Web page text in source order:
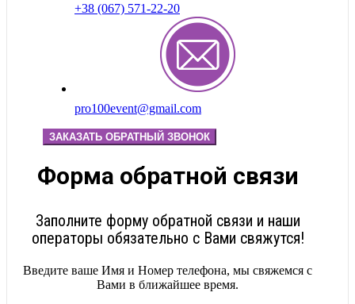
+38 (067) 571-22-20
pro100event@gmail.com
ЗАКАЗАТЬ ОБРАТНЫЙ ЗВОНОК
Форма обратной связи
Заполните форму обратной связи и наши
операторы обязательно с Вами свяжутся!
Введите ваше Имя и Номер телефона, мы свяжемся с
Вами в ближайшее время.